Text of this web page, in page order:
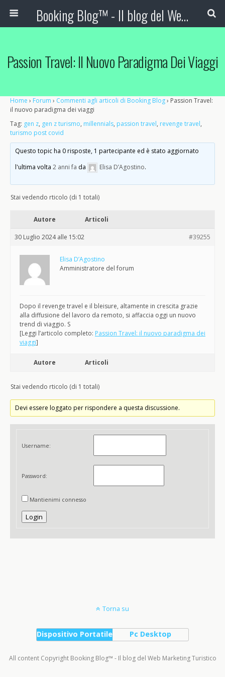
Booking Blog™ - Il blog del Web Marketing Turistico
Passion Travel: Il Nuovo Paradigma Dei Viaggi
Home › Forum › Commenti agli articoli di Booking Blog› Passion Travel:
il nuovo paradigma dei viaggi
Tag: gen z, gen z turismo, millennials, passion travel, revenge travel,
turismo post covid
Questo topic ha 0 risposte, 1 partecipante ed è stato aggiornato
l'ultima volta2 anni fa da Elisa D’Agostino.
Stai vedendo rticolo (di 1 totali)
Autore Articoli
30 Luglio 2024 alle 15:02 #39255
Elisa D’Agostino
Amministratore del forum
Dopo il revenge travel e il bleisure, altamente in crescita grazie
alla diffusione del lavoro da remoto, si affaccia oggi un nuovo
trend di viaggio. S
[Leggi l’articolo completo: Passion Travel: il nuovo paradigma dei
viaggi]
Autore Articoli
Stai vedendo rticolo (di 1 totali)
Devi essere loggato per rispondere a questa discussione.
Username:
Password:
Mantienimi connesso
Login
Torna su
Dispositivo Portatile Pc Desktop
All content Copyright Booking Blog™ - Il blog del Web Marketing Turistico